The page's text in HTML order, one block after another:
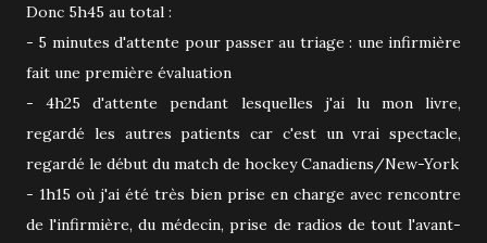
Donc 5h45 au total :
- 5 minutes d'attente pour passer au triage : une infirmière
fait une première évaluation
- 4h25 d'attente pendant lesquelles j'ai lu mon livre,
regardé les autres patients car c'est un vrai spectacle,
regardé le début du match de hockey Canadiens/New-York
- 1h15 où j'ai été très bien prise en charge avec rencontre
de l'infirmière, du médecin, prise de radios de tout l'avant-